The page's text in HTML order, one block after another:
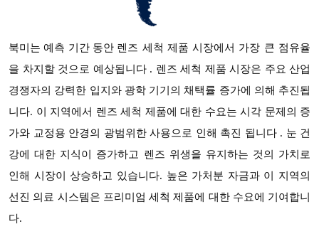
북미는 예측 기간 동안 렌즈 세척 제품 시장에서 가장 큰 점유율
을 차지할 것으로 예상됩니다 . 렌즈 세척 제품 시장은 주요 산업
경쟁자의 강력한 입지와 광학 기기의 채택률 증가에 의해 추진됩
니다. 이 지역에서 렌즈 세척 제품에 대한 수요는 시각 문제의 증
가와 교정용 안경의 광범위한 사용으로 인해 촉진 됩니다 . 눈 건
강에 대한 지식이 증가하고 렌즈 위생을 유지하는 것의 가치로
인해 시장이 상승하고 있습니다. 높은 가처분 자금과 이 지역의
선진 의료 시스템은 프리미엄 세척 제품에 대한 수요에 기여합니
다.